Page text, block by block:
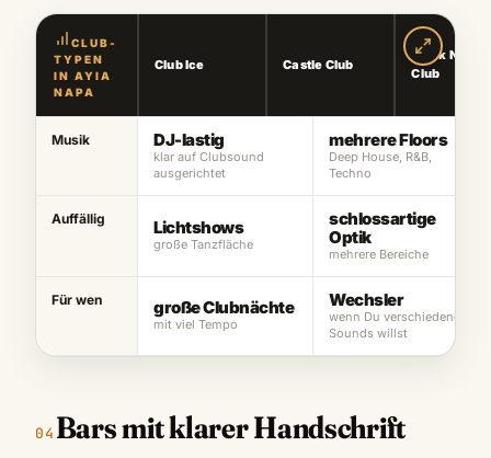
CLUB-
TYPEN
IN AYIA
NAPA
Club Ice Castle Club
Black N
Club
Musik DJ-lastig
klar auf Clubsound
ausgerichtet
mehrere Floors
Deep House, R&B,
Techno
Auffällig Lichtshows
große Tanzfläche
schlossartige
Optik
mehrere Bereiche
Für wen große Clubnächte
mit viel Tempo
Wechsler
wenn Du verschiedene
Sounds willst
Bars mit klarer Handschrift